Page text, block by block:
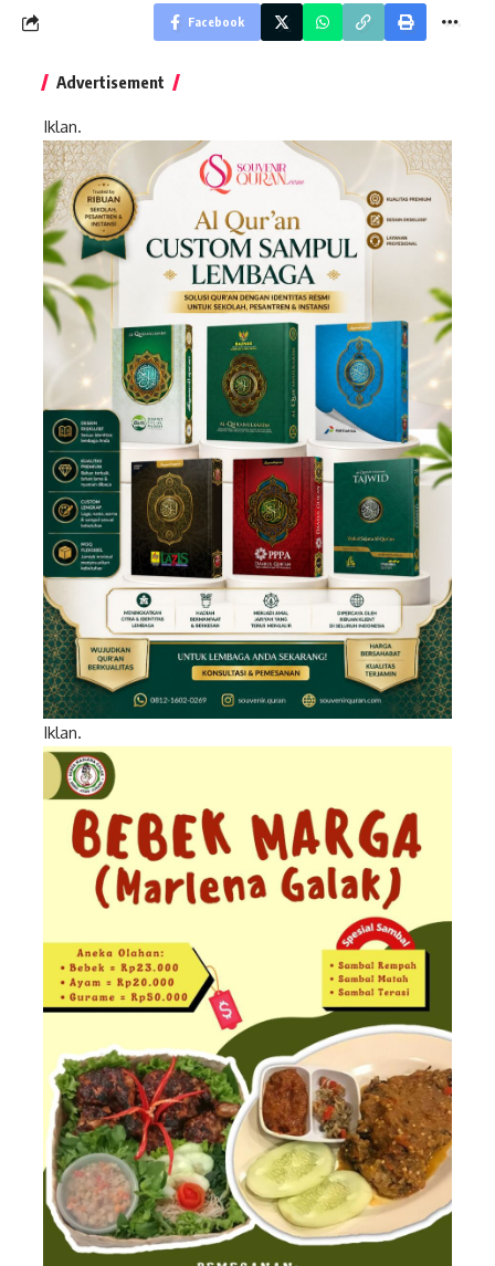
Facebook
Advertisement
Iklan.
Iklan.